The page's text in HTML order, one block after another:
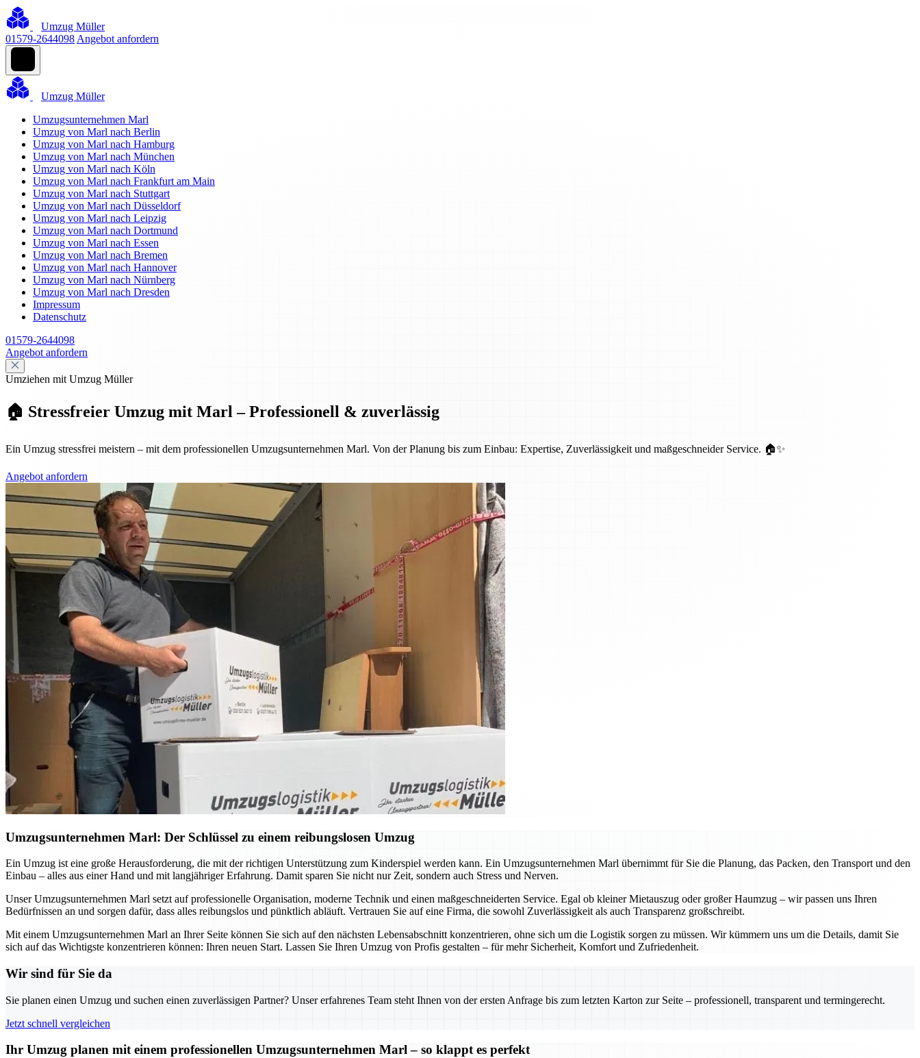
Umzug Müller
01579-2644098 Angebot anfordern
Umzug Müller
Umzugsunternehmen Marl
Umzug von Marl nach Berlin
Umzug von Marl nach Hamburg
Umzug von Marl nach München
Umzug von Marl nach Köln
Umzug von Marl nach Frankfurt am Main
Umzug von Marl nach Stuttgart
Umzug von Marl nach Düsseldorf
Umzug von Marl nach Leipzig
Umzug von Marl nach Dortmund
Umzug von Marl nach Essen
Umzug von Marl nach Bremen
Umzug von Marl nach Hannover
Umzug von Marl nach Nürnberg
Umzug von Marl nach Dresden
Impressum
Datenschutz
01579-2644098
Angebot anfordern
Umziehen mit Umzug Müller
🏠 Stressfreier Umzug mit Marl – Professionell & zuverlässig
Ein Umzug stressfrei meistern – mit dem professionellen Umzugsunternehmen Marl. Von der Planung bis zum Einbau: Expertise, Zuverlässigkeit und maßgeschneider Service. 🏠✨
Angebot anfordern
Umzugsunternehmen Marl: Der Schlüssel zu einem reibungslosen Umzug
Ein Umzug ist eine große Herausforderung, die mit der richtigen Unterstützung zum Kinderspiel werden kann. Ein Umzugsunternehmen Marl übernimmt für Sie die Planung, das Packen, den Transport und den
Einbau – alles aus einer Hand und mit langjähriger Erfahrung. Damit sparen Sie nicht nur Zeit, sondern auch Stress und Nerven.
Unser Umzugsunternehmen Marl setzt auf professionelle Organisation, moderne Technik und einen maßgeschneiderten Service. Egal ob kleiner Mietauszug oder großer Haumzug – wir passen uns Ihren
Bedürfnissen an und sorgen dafür, dass alles reibungslos und pünktlich abläuft. Vertrauen Sie auf eine Firma, die sowohl Zuverlässigkeit als auch Transparenz großschreibt.
Mit einem Umzugsunternehmen Marl an Ihrer Seite können Sie sich auf den nächsten Lebensabschnitt konzentrieren, ohne sich um die Logistik sorgen zu müssen. Wir kümmern uns um die Details, damit Sie
sich auf das Wichtigste konzentrieren können: Ihren neuen Start. Lassen Sie Ihren Umzug von Profis gestalten – für mehr Sicherheit, Komfort und Zufriedenheit.
Wir sind für Sie da
Sie planen einen Umzug und suchen einen zuverlässigen Partner? Unser erfahrenes Team steht Ihnen von der ersten Anfrage bis zum letzten Karton zur Seite – professionell, transparent und termingerecht.
Jetzt schnell vergleichen
Ihr Umzug planen mit einem professionellen Umzugsunternehmen Marl – so klappt es perfekt